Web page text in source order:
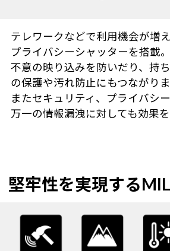
テレワークなどで利用機会が増
プライバシーシャッターを搭載。
不意の映り込みを防いだり、持
の保護や汚れ防止にもつながりま
またセキュリティ、プライバシ
万一の情報漏洩に対しても効果を
堅牢性を実現する